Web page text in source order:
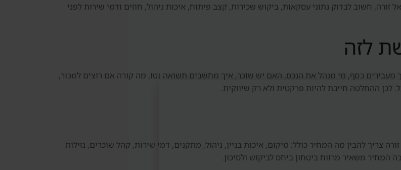
חשוב לבדוק נתוני עסקאות, ביקוש שכירות, קצב פיתוח, איכות ניהול, חוזים ודמי שירות לפני
לזה
מעבירים כסף, מי מנהל את הנכס, האם יש שוכר, איך מחשבים תשואה נטו, מה קורה אם רוצים למכור,
לכן ההחלטה חייבת להיות פרקטית ולא רק שיווקית.
צריך להבין מה המחיר כולל: מיקום, איכות בניין, ניהול, מתקנים, דמי שירות, קהל שוכרים, נזילות
משאיר מרווח ביטחון ביחס לביקוש ולסיכון.